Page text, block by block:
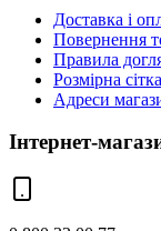
Доставка і
Повернення
Правила
Розмірна сітка
Адреси
Інтернет-